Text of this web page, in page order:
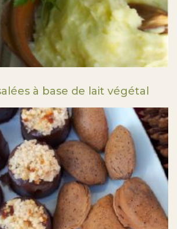
à base de lait végétal